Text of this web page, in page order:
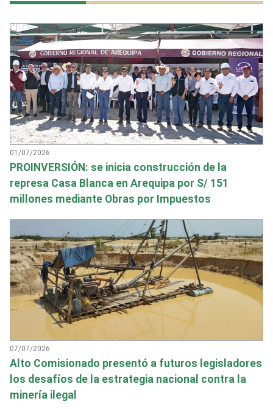
01/07/2026
PROINVERSIÓN: se inicia construcción de la
represa Casa Blanca en Arequipa por S/ 151
millones mediante Obras por Impuestos
07/07/2026
Alto Comisionado presentó a futuros legisladores
los desafíos de la estrategia nacional contra la
minería ilegal